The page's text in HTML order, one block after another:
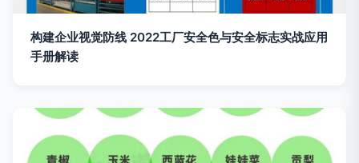
构建企业视觉防线 2022工厂安全色与安全标志实战应用
手册解读